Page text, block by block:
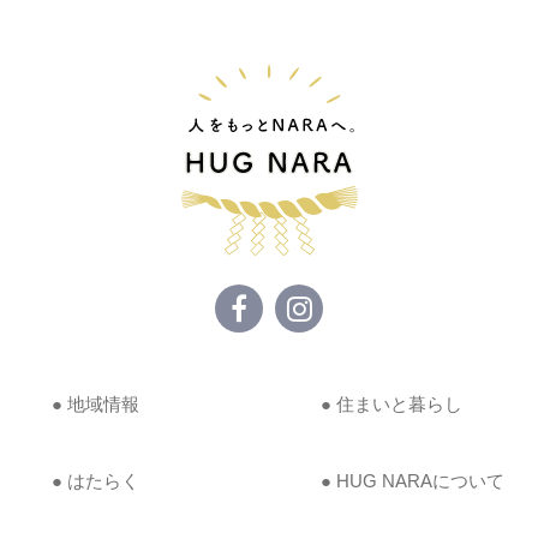
● 地域情報 ● 住まいと暮らし
● はたらく ● HUG NARAについて